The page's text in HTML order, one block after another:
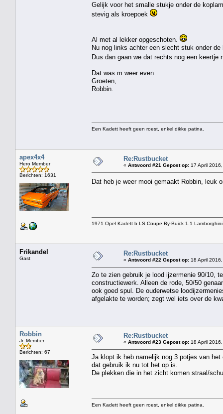
Gelijk voor het smalle stukje onder de
stevig als kroepoek
Al met al lekker opgeschoten.
Nu nog links achter een slecht stuk onder
Dus dan gaan we dat rechts nog een
Dat was m weer even
Groeten,
Robbin.
Een Kadett heeft geen roest, enkel dikke patina.
apex4x4
Hero Member
Berichten: 1631
Re:Rustbucket
« Antwoord #21 Gepost op: 17 April
Dat heb je weer mooi gemaakt Robbin,
1971 Opel Kadett b LS Coupe By-Buick 1.1
Frikandel
Gast
Re:Rustbucket
« Antwoord #22 Gepost op: 18 April
Zo te zien gebruik je lood ijzermenie 90/10,
constructiewerk. Alleen de rode, 50/50
ook goed spul. De ouderwetse
afgelakte te worden; zegt wel iets over de
Robbin
Jr. Member
Berichten: 67
Re:Rustbucket
« Antwoord #23 Gepost op: 18 April
Ja klopt ik heb namelijk nog 3 potjes van
dat gebruik ik nu tot het op is.
De plekken die in het zicht komen straal/
Een Kadett heeft geen roest, enkel dikke patina.